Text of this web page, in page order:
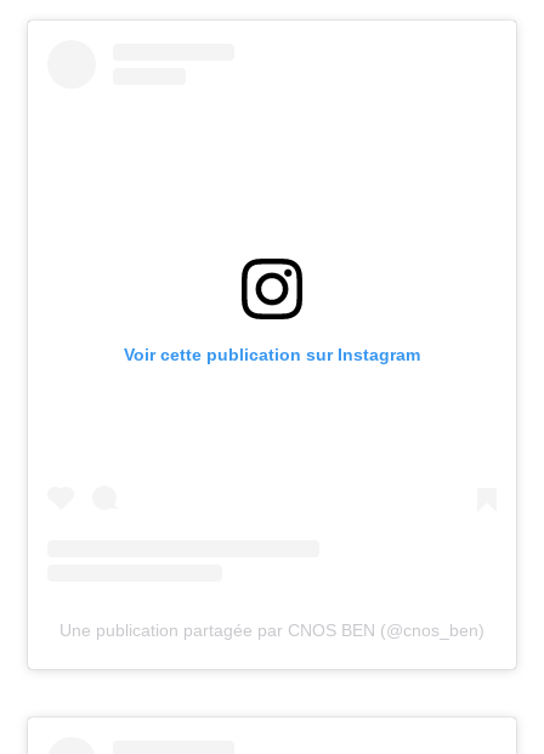
Voir cette publication sur Instagram
Une publication partagée par CNOS BEN (@cnos_ben)